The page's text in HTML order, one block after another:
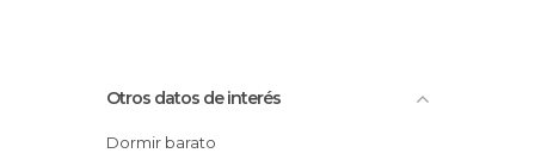
Otros datos de interés
Dormir barato